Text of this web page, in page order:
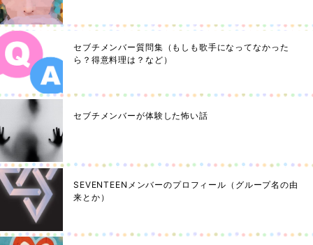
セブチメンバー質問集（もしも歌手になってなかった
ら？得意料理は？など）
セブチメンバーが体験した怖い話
SEVENTEENメンバーのプロフィール（グループ名の由
来とか）